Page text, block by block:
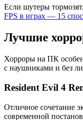
Если шутеры
FPS в играх — 15
Лучшие
Хорроры на ПК
с наушниками и без
Resident Evil 4
Отличное сочетание
современной